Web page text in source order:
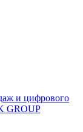
и цифрового
GROUP